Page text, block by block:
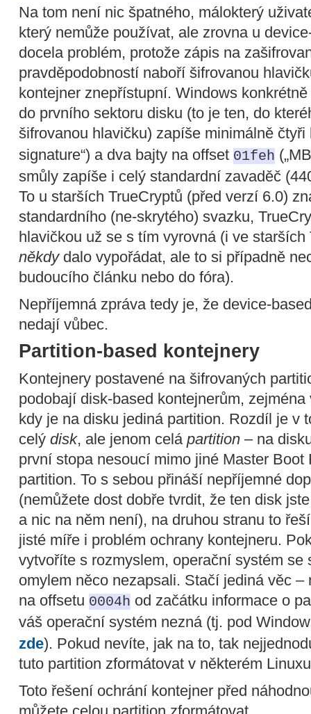
Na tom není nic špatného, málokterý
který nemůže používat, ale zrovna u
docela problém, protože zápis na
pravděpodobností naboří šifrovanou
kontejner znepřístupní. Windows
do prvního sektoru disku (to je ten, do
šifrovanou hlavičku) zapíše minimálně
signature“) a dva bajty na offset 01feh
smůly zapíše i celý standardní zavaděč
To u starších TrueCryptů (před verzí 6.0)
standardního (ne-skrytého) svazku,
hlavičkou už se s tím vyrovná (i ve
někdydalo vypořádat, ale to si případně
budoucího článku nebo do fóra).
Nepříjemná zpráva tedy je, že device-
nedají vůbec.
Partition-based kontejnery
Kontejnery postavené na šifrovaných
podobají disk-based kontejnerům,
kdy je na disku jediná partition. Rozdíl je v
celý disk, ale jenom celá partition – na
první stopa nesoucí mimo jiné Master
partition. To s sebou přináší nepříjemné
(nemůžete dost dobře tvrdit, že ten disk
a nic na něm není), na druhou stranu to
jisté míře i problém ochrany kontejneru.
vytvoříte s rozmyslem, operační systém se
omylem něco nezapsali. Stačí jediná věc –
na offsetu 0004h od začátku informace o
váš operační systém nezná (tj. pod
zde). Pokud nevíte, jak na to, tak
tuto partition zformátovat v některém
Toto řešení ochrání kontejner před
můžete celou partition zformátovat.